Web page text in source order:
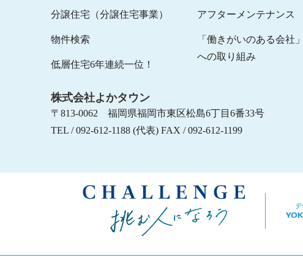
分譲住宅（分譲住宅事業）
物件検索
低層住宅6年連続一位！
アフターメンテナンス
「働きがいのある会社」
への取り組み
株式会社よかタウン
〒813-0062 福岡県福岡市東区松島6丁目6番33号
TEL / 092-612-1188 (代表) FAX / 092-612-1199